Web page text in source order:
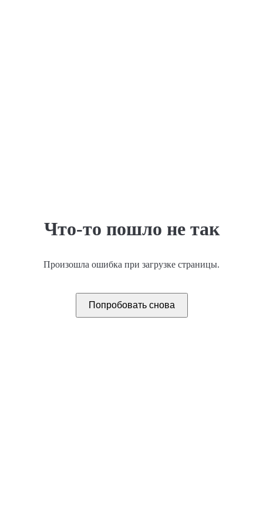
Что-то пошло не так
Произошла ошибка при загрузке страницы.
Попробовать снова